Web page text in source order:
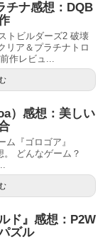
チナ感想：DQB
トビルダーズ2 破壊
リア＆プラチナトロ
作レビュ...
）感想：美しい
『ゴロゴア』
。 どんなゲーム？
ド』感想：P2W
ズル